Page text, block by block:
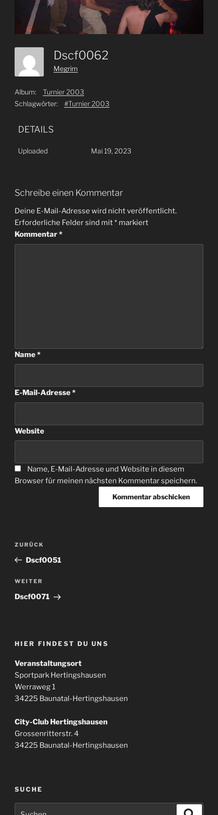
Dscf0062
Megrim
Album:
Turnier 2003
Schlagwörter:
#Turnier 2003
DETAILS
Uploaded Mai 19, 2023
Schreibe einen Kommentar
Deine E-Mail-Adresse wird nicht veröffentlicht.
Erforderliche Felder sind mit* markiert
Kommentar*
Name*
E-Mail-Adresse*
Website
Name, E-Mail-Adresse und Website in diesem
Browser für meinen nächsten Kommentar speichern.
Beitragsnavigation
Vorheriger
Beitrag
ZURÜCK
Dscf0051
Nächster
Beitrag
WEITER
Dscf0071
HIER FINDEST DU UNS
Veranstaltungsort
Sportpark Hertingshausen
Werraweg 1
34225 Baunatal-Hertingshausen
City-Club Hertingshausen
Grossenritterstr. 4
34225 Baunatal-Hertingshausen
SUCHE